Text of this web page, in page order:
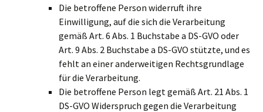
Die betroffene Person widerruft ihre
Einwilligung, auf die sich die Verarbeitung
gemäß Art. 6 Abs. 1 Buchstabe a DS-GVO oder
Art. 9 Abs. 2 Buchstabe a DS-GVO stützte, und es
fehlt an einer anderweitigen Rechtsgrundlage
für die Verarbeitung.
Die betroffene Person legt gemäß Art. 21 Abs. 1
DS-GVO Widerspruch gegen die Verarbeitung